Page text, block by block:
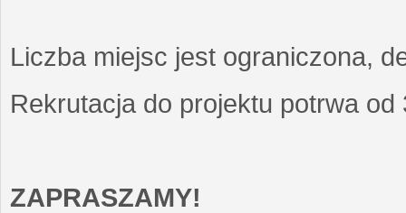
Liczba miejsc jest ograniczona,
Rekrutacja do projektu potrwa
ZAPRASZAMY!